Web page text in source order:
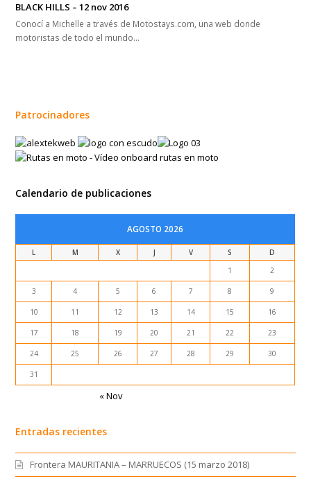
BLACK HILLS – 12 nov 2016
Conocí a Michelle a través de Motostays.com, una web donde
motoristas de todo el mundo…
Patrocinadores
Calendario de publicaciones
AGOSTO 2026
L M X J V S
D
1
2
3 4 5 6 7 8 9
10 11 12 13 14 15 16
17 18 19 20 21 22 23
24 25 26 27 28 29 30
31
« Nov
Entradas recientes
Frontera MAURITANIA – MARRUECOS (15 marzo 2018)